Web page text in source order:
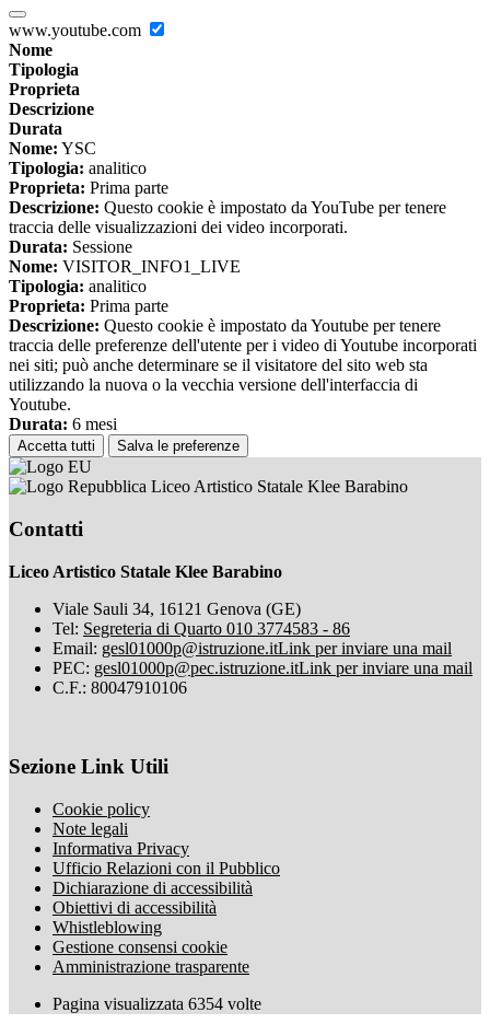
www.youtube.com
Nome
Tipologia
Proprieta
Descrizione
Durata
Nome: YSC
Tipologia: analitico
Proprieta: Prima parte
Descrizione: Questo cookie è impostato da YouTube per tenere
traccia delle visualizzazioni dei video incorporati.
Durata: Sessione
Nome: VISITOR_INFO1_LIVE
Tipologia: analitico
Proprieta: Prima parte
Descrizione: Questo cookie è impostato da Youtube per tenere
traccia delle preferenze dell'utente per i video di Youtube incorporati
nei siti; può anche determinare se il visitatore del sito web sta
utilizzando la nuova o la vecchia versione dell'interfaccia di
Youtube.
Durata: 6 mesi
Accetta tutti Salva le preferenze
Liceo Artistico Statale Klee Barabino
Contatti
Liceo Artistico Statale Klee Barabino
Viale Sauli 34, 16121 Genova (GE)
Tel: Segreteria di Quarto 010 3774583 - 86
Email: gesl01000p@istruzione.itLink per inviare una mail
PEC: gesl01000p@pec.istruzione.itLink per inviare una mail
C.F.: 80047910106
Sezione Link Utili
Cookie policy
Note legali
Informativa Privacy
Ufficio Relazioni con il Pubblico
Dichiarazione di accessibilità
Obiettivi di accessibilità
Whistleblowing
Gestione consensi cookie
Amministrazione trasparente
Pagina visualizzata 6354 volte